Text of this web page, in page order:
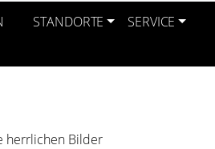
STANDORTE SERVICE
herrlichen Bilder